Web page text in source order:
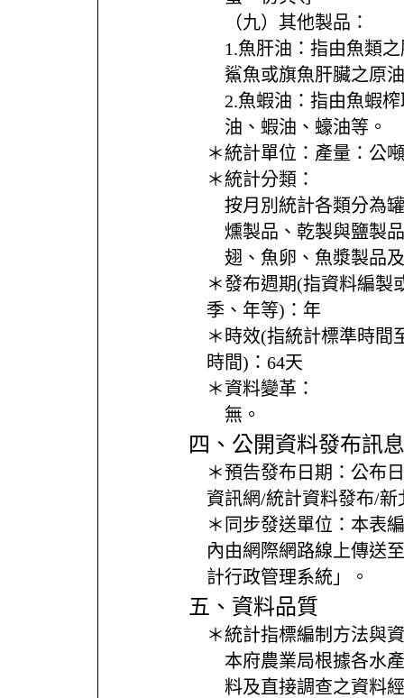
（九）其他製品：
1.魚肝油：指由魚類
鯊魚或旗魚肝臟之原
2.魚蝦油：指由魚蝦
油、蝦油、蠔油等。
＊統計單位： 產量：公
＊統計分類：
按月別統計各類分為
燻製品、乾製與鹽製
翅、魚卵、魚漿製品
＊發布週期(指資料編製
季、年等)： 年
＊時效(指統計標準時間
時間)： 64天
＊資料變革：
無。
四、公開資料發布訊息
＊預告發布日期： 公布
資訊網/統計資料發布/新
＊同步發送單位： 本表
內由網際網路線上傳送
計行政管理系統」。
五、資料品質
＊統計指標編制方法與
本府農業局根據各水
料及直接調查之資料